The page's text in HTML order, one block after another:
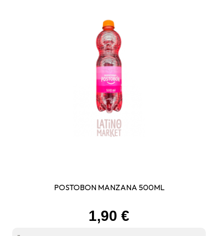
POSTOBON MANZANA 500ML
Prix
1,90 €